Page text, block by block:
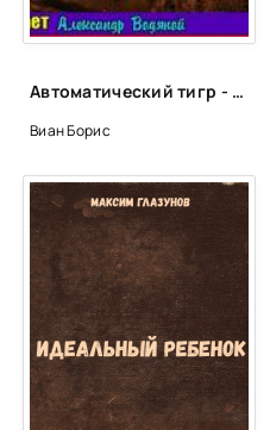
Автоматический тигр - Борис Виан
Виан Борис